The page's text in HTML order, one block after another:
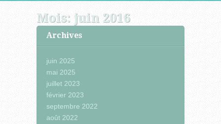
Mois: juin 2016
Archives
juin 2025
mai 2025
juillet 2023
février 2023
septembre 2022
août 2022